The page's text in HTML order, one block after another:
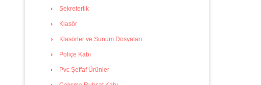
Sekreterlik
Klasör
Klasörler ve Sunum Dosyaları
Poliçe Kabı
Pvc Şeffaf Ürünler